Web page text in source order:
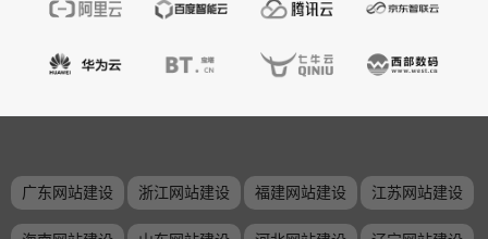
广东网站建设 浙江网站建设 福建网站建设 江苏网站建设